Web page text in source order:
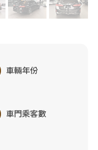
車輛年份
車門乘客數